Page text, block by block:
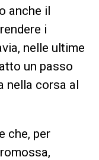
anche il
i
nelle ultime
un passo
nella corsa al
che, per